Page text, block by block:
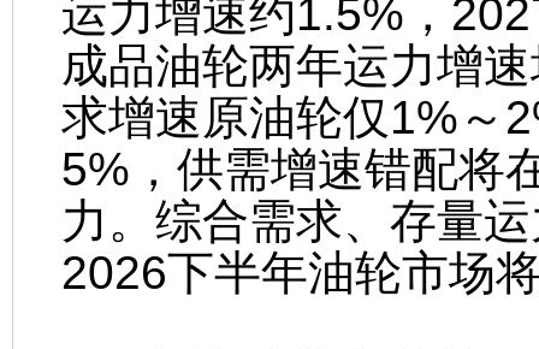
运力增速约1.5%，
成品油轮两年运力增
求增速原油轮仅1%～
5%，供需增速错配将
力。综合需求、存量
2026下半年油轮市场